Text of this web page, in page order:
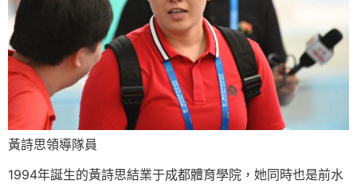
黃詩思領導隊員
1994年誕生的黃詩思結業于成都體育學院，她同時也是前水